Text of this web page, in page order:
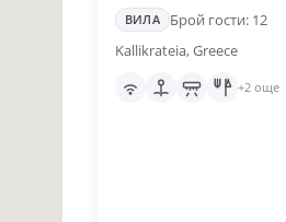
ВИЛА Брой гости: 12
Kallikrateia, Greece
+2 още